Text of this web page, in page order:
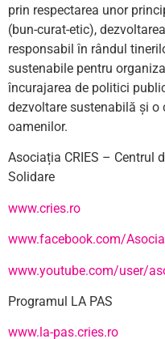
prin respectarea unor
(bun-curat-etic),
responsabil în rândul
sustenabile pentru
încurajarea de politici
dezvoltare sustenabilă și
oamenilor.
Asociația CRIES – Centrul
Solidare
www.cries.ro
www.facebook.com/
www.youtube.com/user/
Programul LA PAS
www.la-pas.cries.ro